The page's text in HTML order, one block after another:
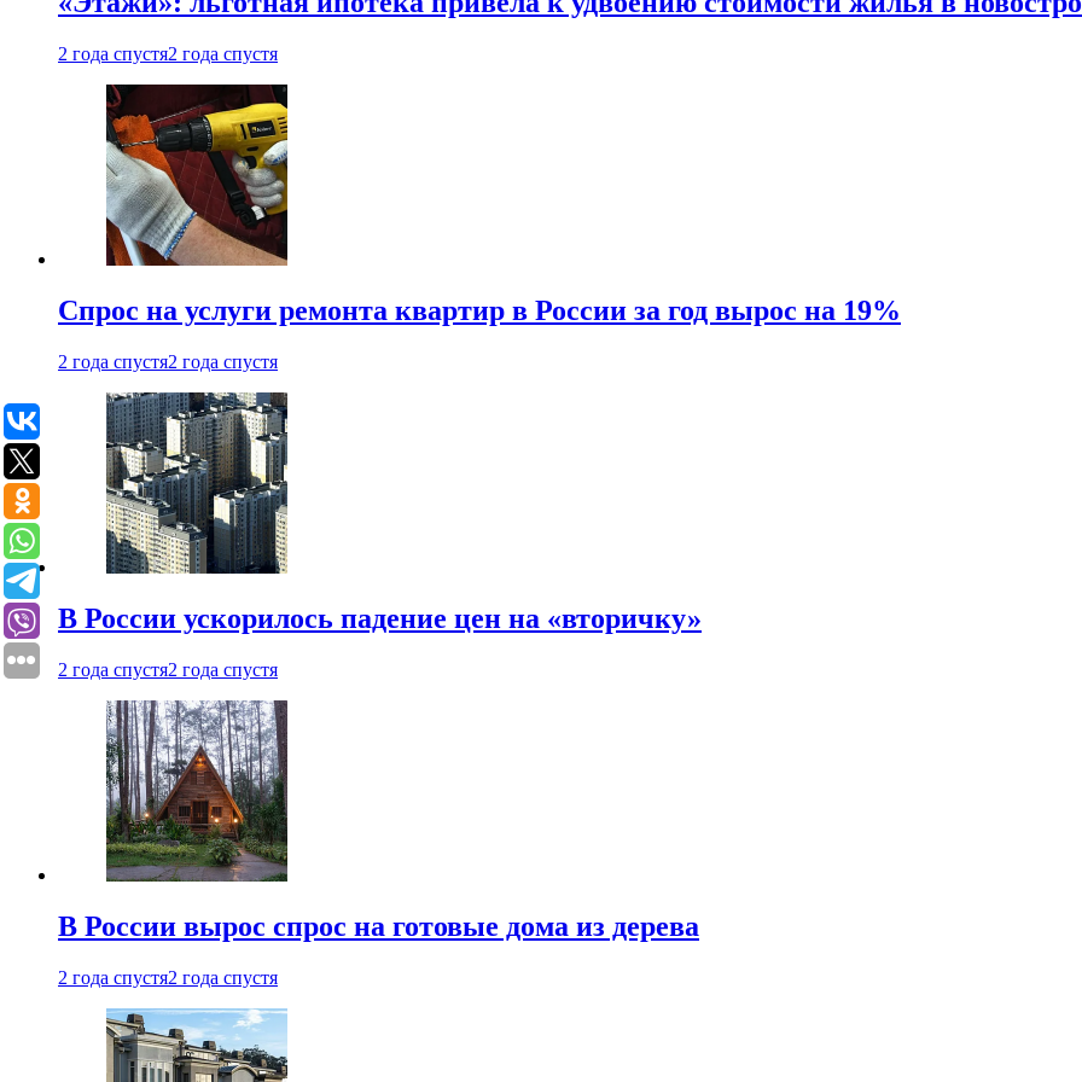
2 года спустя2 года спустя
Спрос на услуги ремонта квартир в России за год вырос на 19%
2 года спустя2 года спустя
В России ускорилось падение цен на «вторичку»
2 года спустя2 года спустя
В России вырос спрос на готовые дома из дерева
2 года спустя2 года спустя